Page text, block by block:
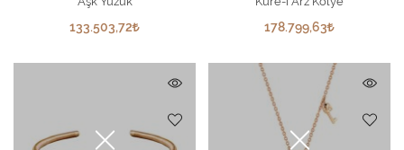
133.503,72 178.799,63